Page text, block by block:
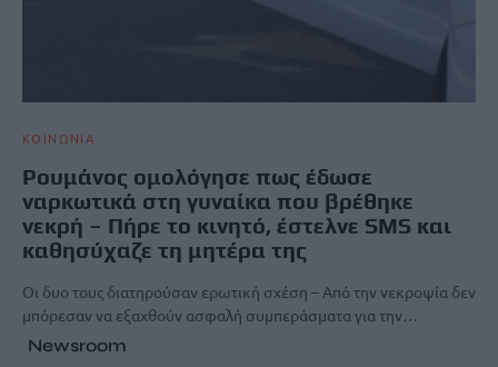
ΚΟΙΝΩΝΙΑ
Ρουμάνος ομολόγησε πως έδωσε
ναρκωτικά στη γυναίκα που βρέθηκε
νεκρή – Πήρε το κινητό, έστελνε SMS και
καθησύχαζε τη μητέρα της
Οι δυο τους διατηρούσαν ερωτική σχέση – Από την νεκροψία δεν
μπόρεσαν να εξαχθούν ασφαλή συμπεράσματα για την…
Newsroom